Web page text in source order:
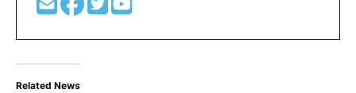
Related News